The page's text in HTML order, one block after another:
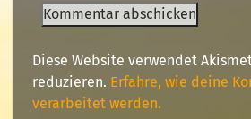
Diese Website verwendet
reduzieren. Erfahre, wie deine
verarbeitet werden.